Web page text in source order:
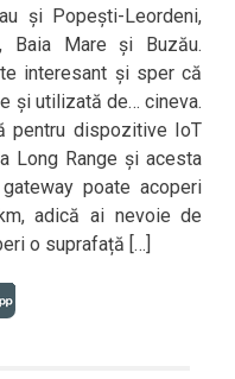
și Popești-Leordeni,
Baia Mare și Buzău.
interesant și sper că
și utilizată de… cineva.
pentru dispozitive IoT
Long Range și acesta
poate acoperi
adică ai nevoie de
o suprafață […]